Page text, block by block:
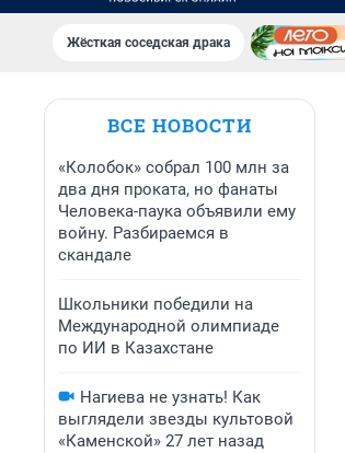
Жёсткая соседская драка
ВСЕ НОВОСТИ
«Колобок» собрал 100 млн за
два дня проката, но фанаты
Человека-паука объявили ему
войну. Разбираемся в
скандале
Школьники победили на
Международной олимпиаде
по ИИ в Казахстане
Нагиева не узнать! Как
выглядели звезды культовой
«Каменской» 27 лет назад